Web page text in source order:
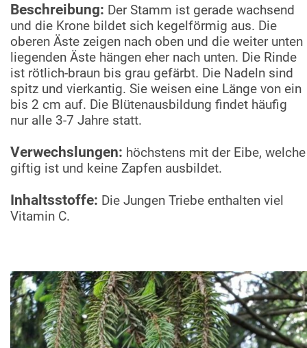
Beschreibung: Der Stamm ist gerade wachsend
und die Krone bildet sich kegelförmig aus. Die
oberen Äste zeigen nach oben und die weiter unten
liegenden Äste hängen eher nach unten. Die Rinde
ist rötlich-braun bis grau gefärbt. Die Nadeln sind
spitz und vierkantig. Sie weisen eine Länge von ein
bis 2 cm auf. Die Blütenausbildung findet häufig
nur alle 3-7 Jahre statt.
Verwechslungen: höchstens mit der Eibe, welche
giftig ist und keine Zapfen ausbildet.
Inhaltsstoffe: Die Jungen Triebe enthalten viel
Vitamin C.